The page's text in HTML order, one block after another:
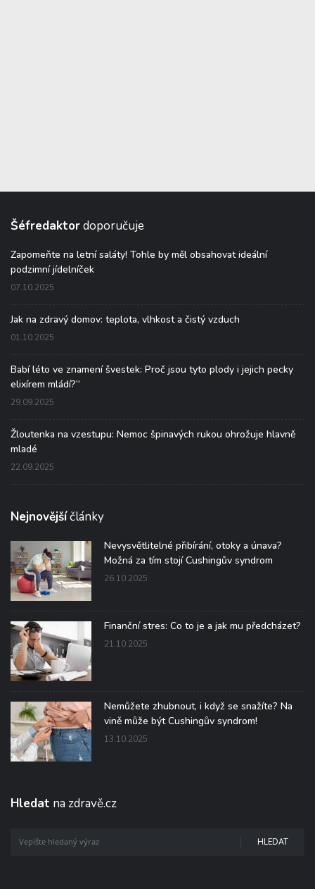
Šéfredaktordoporučuje
Zapomeňte na letní saláty! Tohle by měl obsahovat ideální
podzimní jídelníček
07.10.2025
Jak na zdravý domov: teplota, vlhkost a čistý vzduch
01.10.2025
Babí léto ve znamení švestek: Proč jsou tyto plody i jejich pecky
elixírem mládí?“
29.09.2025
Žloutenka na vzestupu: Nemoc špinavých rukou ohrožuje hlavně
mladé
22.09.2025
Nejnovějšíčlánky
Nevysvětlitelné přibírání, otoky a únava?
Možná za tím stojí Cushingův syndrom
26.10.2025
Finanční stres: Co to je a jak mu předcházet?
21.10.2025
Nemůžete zhubnout, i když se snažíte? Na
vině může být Cushingův syndrom!
13.10.2025
Hledat na zdravě.cz
HLEDAT